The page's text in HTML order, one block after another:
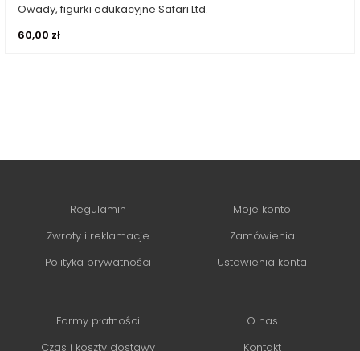
Dodaj do koszyka
Owady, figurki edukacyjne Safari Ltd.
60,00 zł
Regulamin
Zwroty i reklamacje
Polityka prywatności
Moje konto
Zamówienia
Ustawienia konta
Formy płatności
Czas i koszty dostawy
O nas
Kontakt